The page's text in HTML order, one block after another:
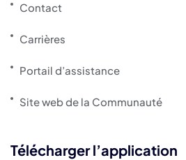
Contact
Carrières
Portail d’assistance
Site web de la Communauté
Télécharger l’application